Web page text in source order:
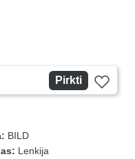
Pirkti
BILD
Lenkija